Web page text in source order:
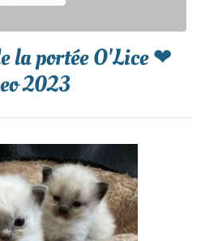
la portée O'Lice ❤
2023